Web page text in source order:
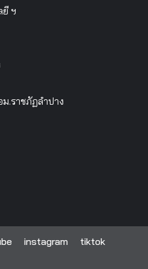
ยี ฯ
.ราชภัฏลำปาง
instagram tiktok